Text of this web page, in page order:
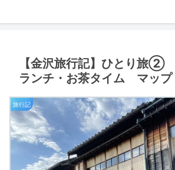
【金沢旅行記】ひとり旅②
ランチ・お茶タイム マップ
旅行記